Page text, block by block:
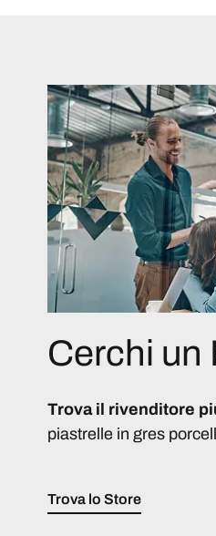
Cerchi un
Trova il rivenditore
piastrelle in gres
Trova lo Store